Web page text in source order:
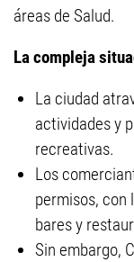
áreas de Salud.
La compleja
La ciudad
actividades y
recreativas.
Los
permisos, con
bares y
Sin embargo,